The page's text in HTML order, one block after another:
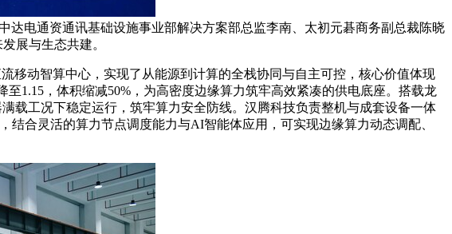
电通资通讯基础设施事业部解决方案部总监李南、太初元碁商务副总裁陈晓
展与生态共建。
移动智算中心，实现了从能源到计算的全栈协同与自主可控，核心价值体现
1.15，体积缩减50%，为高密度边缘算力筑牢高效紧凑的供电底座。搭载龙
载工况下稳定运行，筑牢算力安全防线。汉腾科技负责整机与成套设备一体
合灵活的算力节点调度能力与AI智能体应用，可实现边缘算力动态调配、